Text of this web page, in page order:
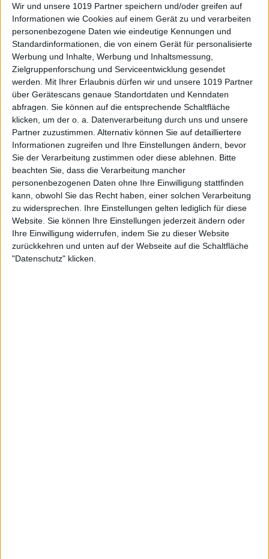
Wir und unsere 1019 Partner speichern und/oder greifen auf
Informationen wie Cookies auf einem Gerät zu und verarbeiten
personenbezogene Daten wie eindeutige Kennungen und
Standardinformationen, die von einem Gerät für personalisierte
Werbung und Inhalte, Werbung und Inhaltsmessung,
Zielgruppenforschung und Serviceentwicklung gesendet
werden.
Mit Ihrer Erlaubnis dürfen wir und unsere 1019 Partner
über Gerätescans genaue Standortdaten und Kenndaten
abfragen. Sie können auf die entsprechende Schaltfläche
klicken, um der o. a. Datenverarbeitung durch uns und unsere
Partner zuzustimmen. Alternativ können Sie auf detailliertere
Informationen zugreifen und Ihre Einstellungen ändern, bevor
Sie der Verarbeitung zustimmen oder diese ablehnen.
Bitte
beachten Sie, dass die Verarbeitung mancher
personenbezogenen Daten ohne Ihre Einwilligung stattfinden
kann, obwohl Sie das Recht haben, einer solchen Verarbeitung
zu widersprechen. Ihre Einstellungen gelten lediglich für diese
Website. Sie können Ihre Einstellungen jederzeit ändern oder
Ihre Einwilligung widerrufen, indem Sie zu dieser Website
zurückkehren und unten auf der Webseite auf die Schaltfläche
"Datenschutz" klicken.